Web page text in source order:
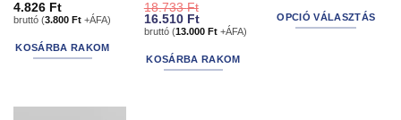
4.826 Ft
bruttó (3.800 Ft+ÁFA)
KOSÁRBA RAKOM
18.733Ft
Original
price
18.733 Ft.
16.510 FtCurrent
price
16.510 Ft.
bruttó (13.000 Ft+ÁFA)
KOSÁRBA RAKOM
-
131.763 Ft
OPCIÓ VÁLASZTÁS